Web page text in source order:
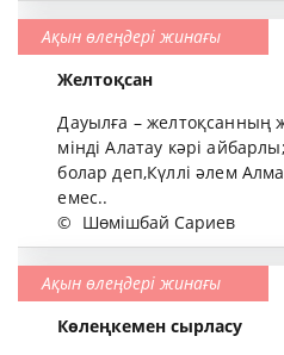
Ақын өлеңдері жинағы
Желтоқсан
Дауылға – желтоқсанның
мінді Алатау кәрі
болар деп,Күллі әлем
емес..
© Шөмішбай Сариев
Ақын өлеңдері жинағы
Көлеңкемен сырласу